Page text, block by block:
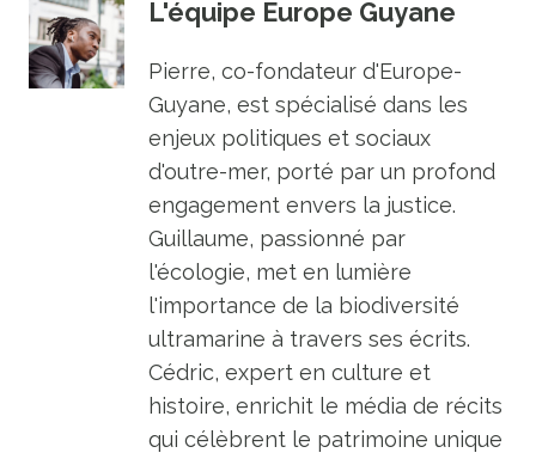
L'équipe Europe Guyane
Pierre, co-fondateur d'Europe-
Guyane, est spécialisé dans les
enjeux politiques et sociaux
d'outre-mer, porté par un profond
engagement envers la justice.
Guillaume, passionné par
l'écologie, met en lumière
l'importance de la biodiversité
ultramarine à travers ses écrits.
Cédric, expert en culture et
histoire, enrichit le média de récits
qui célèbrent le patrimoine unique